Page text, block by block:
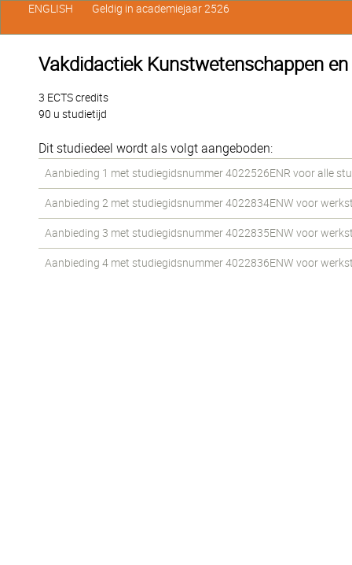
Vakdidactiek Kunstwetenschappen
3 ECTS credits
90 u studietijd
Dit studiedeel wordt als volgt aangeboden:
Aanbieding 1 met studiegidsnummer 4022526ENR voor alle
Aanbieding 2 met studiegidsnummer 4022834ENW voor
Aanbieding 3 met studiegidsnummer 4022835ENW voor
Aanbieding 4 met studiegidsnummer 4022836ENW voor
ENGLISH Geldig in academiejaar 2526